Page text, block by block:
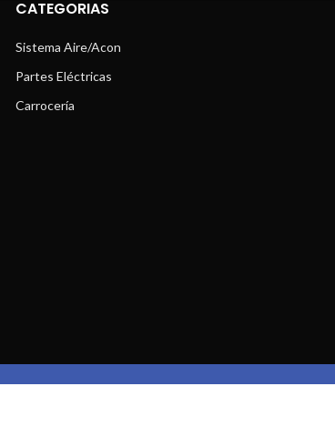
CATEGORIAS
Sistema Aire/Acon
Partes Eléctricas
Carrocería